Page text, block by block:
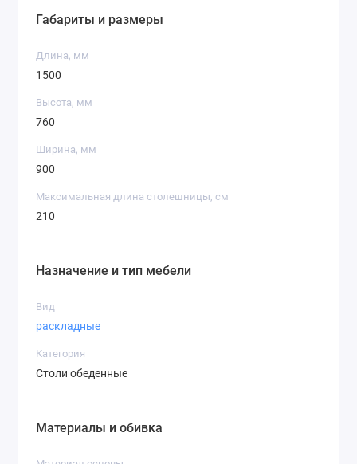
Габариты и размеры
Длина, мм
1500
Высота, мм
760
Ширина, мм
900
Максимальная длина столешницы, см
210
Назначение и тип мебели
Вид
раскладные
Категория
Столи обеденные
Материалы и обивка